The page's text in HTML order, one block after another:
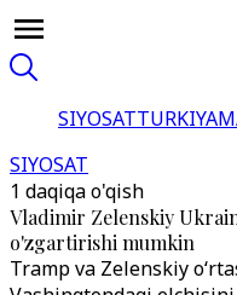
SIYOSATTURKIYA
SIYOSAT
1 daqiqa o'qish
Vladimir Zelenskiy
o'zgartirishi mumkin
Tramp va Zelenskiy